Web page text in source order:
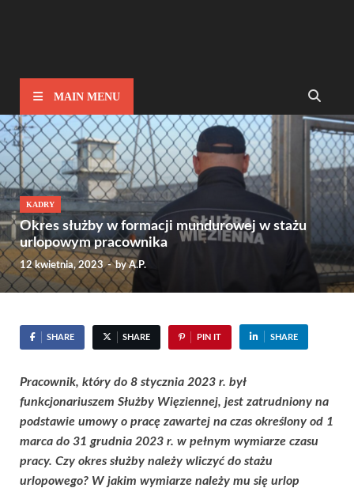
MAIN MENU
KADRY
Okres służby w formacji mundurowej w stażu
urlopowym pracownika
12 kwietnia, 2023 -byA.P.
SHARE SHARE PIN IT SHARE
Pracownik, który do 8 stycznia 2023 r. był
funkcjonariuszem Służby Więziennej, jest zatrudniony na
podstawie umowy o pracę zawartej na czas określony od 1
marca do 31 grudnia 2023 r. w pełnym wymiarze czasu
pracy. Czy okres służby należy wliczyć do stażu
urlopowego? W jakim wymiarze należy mu się urlop